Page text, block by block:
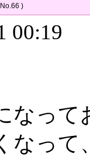
)
00:19
なって
なって